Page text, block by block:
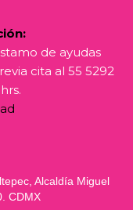
de ayudas
cita al 55 5292
Alcaldía Miguel
CDMX